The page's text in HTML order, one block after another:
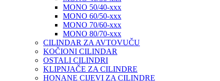
MONO 50/40-xxx
MONO 60/50-xxx
MONO 70/60-xxx
MONO 80/70-xxx
CILINDAR ZA AVTOVUČU
KOČIONI CILINDAR
OSTALI CILINDRI
KLIPNJAČE ZA CILINDRE
HONANE CIJEVI ZA CILINDRE